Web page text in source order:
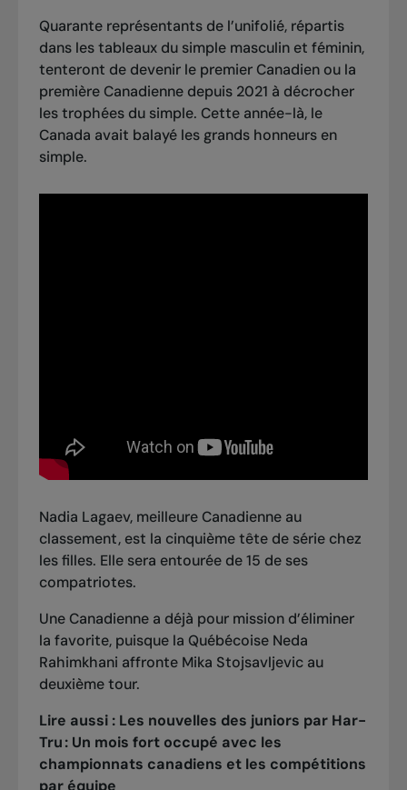
Quarante représentants de l’unifolié, répartis
dans les tableaux du simple masculin et féminin,
tenteront de devenir le premier Canadien ou la
première Canadienne depuis 2021 à décrocher
les trophées du simple. Cette année-là, le
Canada avait balayé les grands honneurs en
simple.
Nadia Lagaev, meilleure Canadienne au
classement, est la cinquième tête de série chez
les filles. Elle sera entourée de 15 de ses
compatriotes.
Une Canadienne a déjà pour mission d’éliminer
la favorite, puisque la Québécoise Neda
Rahimkhani affronte Mika Stojsavljevic au
deuxième tour.
Lire aussi : Les nouvelles des juniors par Har-
Tru : Un mois fort occupé avec les
championnats canadiens et les compétitions
par équipe